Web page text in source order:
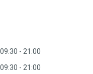
09:30 - 21:00
09:30 - 21:00